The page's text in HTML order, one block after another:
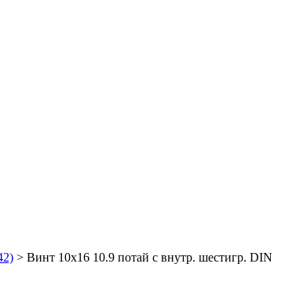
> Винт 10х16 10.9 потай с внутр. шестигр. DIN